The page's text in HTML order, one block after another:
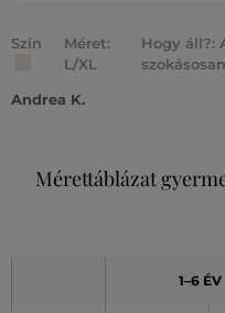
Szín
Méret:
L/XL
Hogy áll?:
Andrea K.
Mérettáblázat
1–6 ÉV